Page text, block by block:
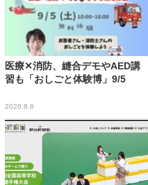
医療✕消防、縫合デモやAED講
習も「おしごと体験博」9/5
2026.8.6